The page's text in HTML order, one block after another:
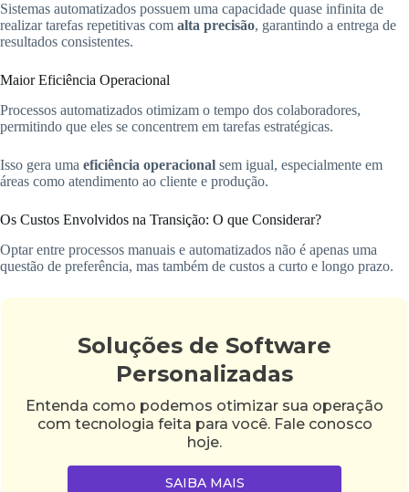
Sistemas automatizados possuem uma capacidade quase infinita de
realizar tarefas repetitivas com alta precisão, garantindo a entrega de
resultados consistentes.
Maior Eficiência Operacional
Processos automatizados otimizam o tempo dos colaboradores,
permitindo que eles se concentrem em tarefas estratégicas.
Isso gera uma eficiência operacional sem igual, especialmente em
áreas como atendimento ao cliente e produção.
Os Custos Envolvidos na Transição: O que Considerar?
Optar entre processos manuais e automatizados não é apenas uma
questão de preferência, mas também de custos a curto e longo prazo.
Soluções de Software
Personalizadas
Entenda como podemos otimizar sua operação
com tecnologia feita para você. Fale conosco
hoje.
SAIBA MAIS